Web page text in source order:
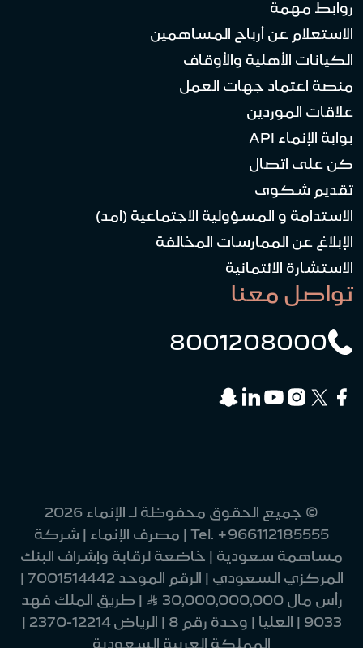
روابط مهمة
الاستعلام عن أرباح المساهمين
الكيانات الأهلية والأوقاف
منصة اعتماد جهات العمل
علاقات الموردين
بوابة الإنماء API
كن على اتصال
تقديم شكوى
الاستدامة و المسؤولية الاجتماعية (امد)
الإبلاغ عن الممارسات المخالفة
الاستشارة الائتمانية
تواصل معنا
8001208000
© جميع الحقوق محفوظة لـ الإنماء 2026
Tel. +966112185555
| مصرف الإنماء | شركة
مساهمة سعودية | خاضعة لرقابة وإشراف البنك
المركزي السعودي | الرقم الموحد 7001514442 |
رأس مال 30,000,000,000 Ʀ | طريق الملك فهد
9033 | العليا | وحدة رقم 8 | الرياض 12214-2370 |
المملكة العربية السعودية